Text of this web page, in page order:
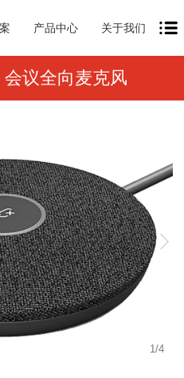
产品中心 关于我们
议全向麦克风
1/4